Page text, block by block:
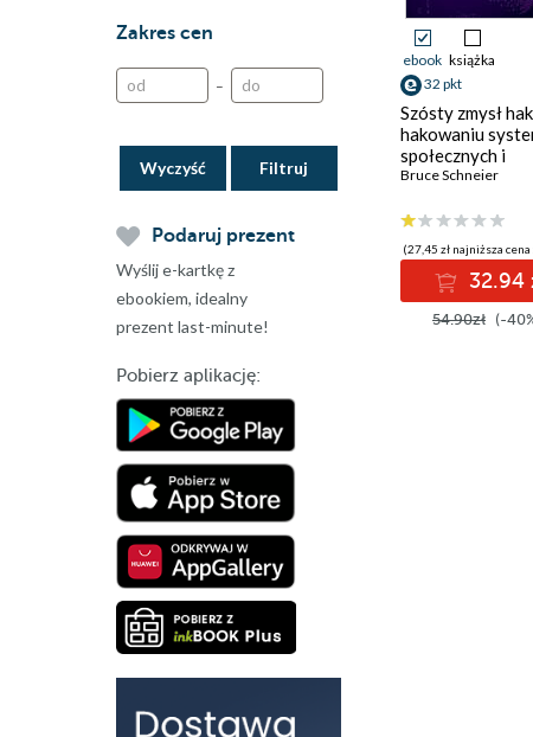
Zakres cen
–
Wyczyść
Podaruj prezent
Wyślij e-kartkę z
ebookiem, idealny
prezent last-minute!
Pobierz aplikację:
ebook książka
32 pkt
Szósty zmysł
hakowaniu
społecznych i
przywracaniu
gry
Bruce Schneier
(27,45 zł najniższa
32.94
54.90zł (-